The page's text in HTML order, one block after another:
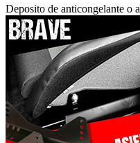
Deposito de anticongelante o